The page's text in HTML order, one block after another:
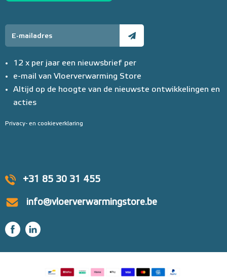
+31 85 30 31 455
info@vloerverwarmingstore.be
12 x per jaar een nieuwsbrief per
e-mail van Vloerverwarming Store
Altijd op de hoogte van de nieuwste ontwikkelingen en
acties
Privacy- en cookieverklaring